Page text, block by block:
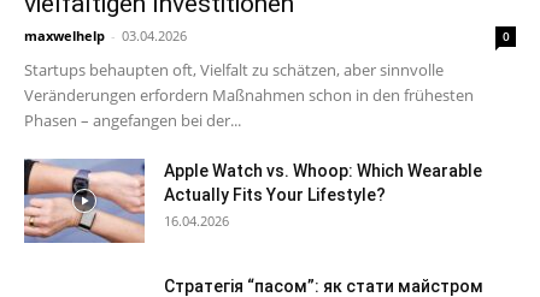
maxwelhelp - 03.04.2026 0
Startups behaupten oft, Vielfalt zu schätzen, aber sinnvolle
Veränderungen erfordern Maßnahmen schon in den frühesten
Phasen – angefangen bei der...
Apple Watch vs. Whoop: Which Wearable
Actually Fits Your Lifestyle?
16.04.2026
Стратегія “пасом”: як стати майстром